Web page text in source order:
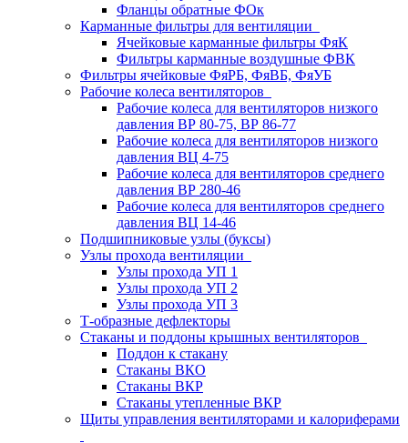
Фланцы обратные ФОк
Карманные фильтры для вентиляции
Ячейковые карманные фильтры ФяК
Фильтры карманные воздушные ФВК
Фильтры ячейковые ФяРБ, ФяВБ, ФяУБ
Рабочие колеса вентиляторов
Рабочие колеса для вентиляторов низкого
давления ВР 80-75, ВР 86-77
Рабочие колеса для вентиляторов низкого
давления ВЦ 4-75
Рабочие колеса для вентиляторов среднего
давления ВР 280-46
Рабочие колеса для вентиляторов среднего
давления ВЦ 14-46
Подшипниковые узлы (буксы)
Узлы прохода вентиляции
Узлы прохода УП 1
Узлы прохода УП 2
Узлы прохода УП 3
Т-образные дефлекторы
Стаканы и поддоны крышных вентиляторов
Поддон к стакану
Стаканы ВКО
Стаканы ВКР
Стаканы утепленные ВКР
Щиты управления вентиляторами и калориферами